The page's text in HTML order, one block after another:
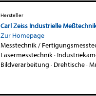
Hersteller
Carl Zeiss Industrielle
Zur Homepage
Messtechnik /
Lasermesstechnik·
Bildverarbeitung · Drehtische·